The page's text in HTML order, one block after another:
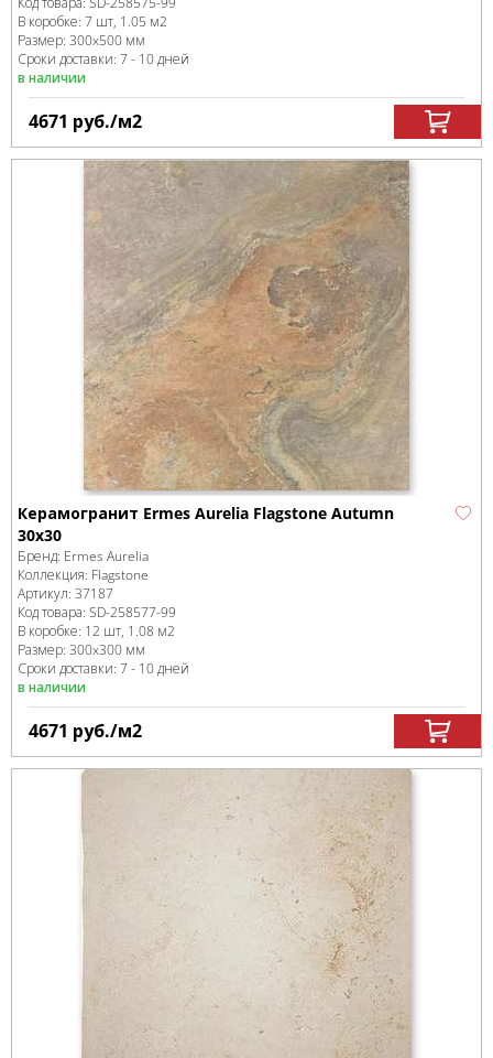
В коробке: 7 шт, 1.05 м2
Размер: 300x500 мм
Сроки доставки: 7 - 10 дней
в наличии
4671 руб./м2
Керамогранит Ermes Aurelia Flagstone Autumn
30x30
Бренд: Ermes Aurelia
Коллекция: Flagstone
Артикул: 37187
Код товара: SD-258577-99
В коробке: 12 шт, 1.08 м2
Размер: 300x300 мм
Сроки доставки: 7 - 10 дней
в наличии
4671 руб./м2